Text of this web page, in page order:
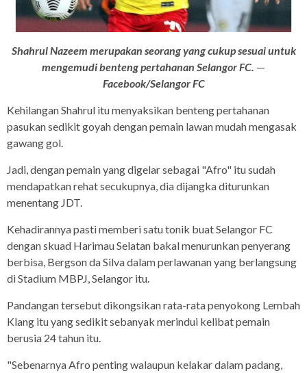
Shahrul Nazeem merupakan seorang yang cukup sesuai untuk
mengemudi benteng pertahanan Selangor FC. —
Facebook/Selangor FC
Kehilangan Shahrul itu menyaksikan benteng pertahanan
pasukan sedikit goyah dengan pemain lawan mudah mengasak
gawang gol.
Jadi, dengan pemain yang digelar sebagai "Afro" itu sudah
mendapatkan rehat secukupnya, dia dijangka diturunkan
menentang JDT.
Kehadirannya pasti memberi satu tonik buat Selangor FC
dengan skuad Harimau Selatan bakal menurunkan penyerang
berbisa, Bergson da Silva dalam perlawanan yang berlangsung
di Stadium MBPJ, Selangor itu.
Pandangan tersebut dikongsikan rata-rata penyokong Lembah
Klang itu yang sedikit sebanyak merindui kelibat pemain
berusia 24 tahun itu.
"Sebenarnya Afro penting walaupun kelakar dalam padang,